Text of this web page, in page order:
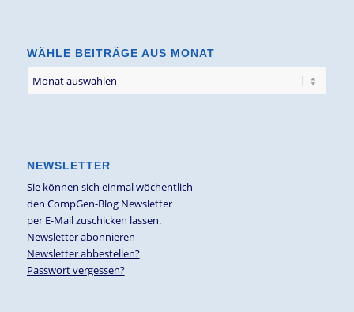
WÄHLE BEITRÄGE AUS MONAT
NEWSLETTER
Sie können sich einmal wöchentlich
den CompGen-Blog Newsletter
per E-Mail zuschicken lassen.
Newsletter abonnieren
Newsletter abbestellen?
Passwort vergessen?